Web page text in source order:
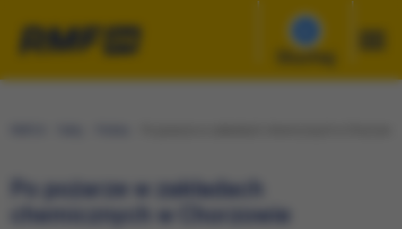
Słuchaj
Po pożarze w zakładach
chemicznych w Chorzowie